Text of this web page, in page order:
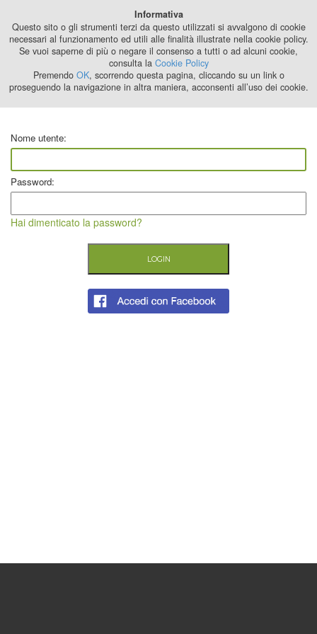
2024
Nome utente:
Password:
Hai dimenticato la password?
Informativa
Questo sito o gli strumenti terzi da questo utilizzati si avvalgono di cookie
necessari al funzionamento ed utili alle finalità illustrate nella cookie policy.
Se vuoi saperne di più o negare il consenso a tutti o ad alcuni cookie,
consulta la Cookie Policy
Premendo OK, scorrendo questa pagina, cliccando su un link o
proseguendo la navigazione in altra maniera, acconsenti all’uso dei cookie.